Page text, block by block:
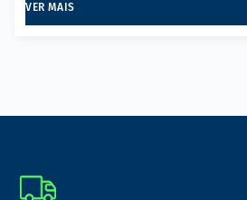
VER MAIS